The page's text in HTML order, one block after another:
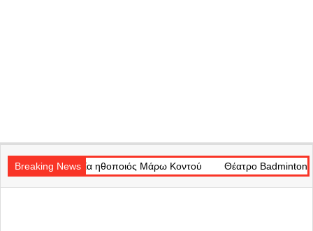
Navigation
Menu
Breaking News
ηθοποιός Μάρω Κοντού Θέατρο Badminton: Το χρονικό ενός